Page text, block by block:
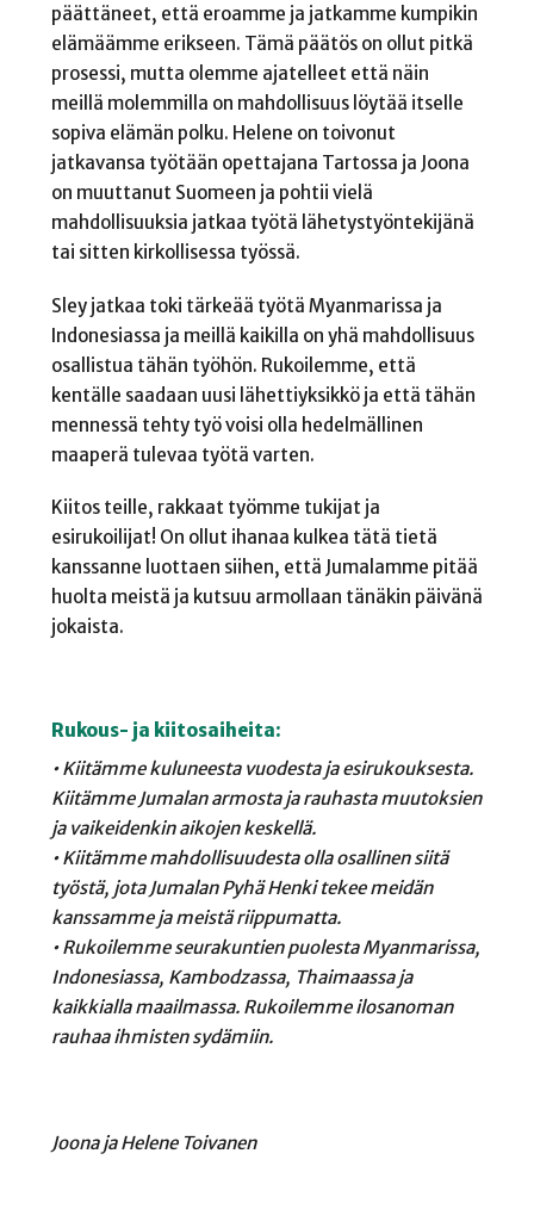
päättäneet, että eroamme ja jatkamme kumpikin
elämäämme erikseen. Tämä päätös on ollut pitkä
prosessi, mutta olemme ajatelleet että näin
meillä molemmilla on mahdollisuus löytää itselle
sopiva elämän polku. Helene on toivonut
jatkavansa työtään opettajana Tartossa ja Joona
on muuttanut Suomeen ja pohtii vielä
mahdollisuuksia jatkaa työtä lähetystyöntekijänä
tai sitten kirkollisessa työssä.
Sley jatkaa toki tärkeää työtä Myanmarissa ja
Indonesiassa ja meillä kaikilla on yhä mahdollisuus
osallistua tähän työhön. Rukoilemme, että
kentälle saadaan uusi lähettiyksikkö ja että tähän
mennessä tehty työ voisi olla hedelmällinen
maaperä tulevaa työtä varten.
Kiitos teille, rakkaat työmme tukijat ja
esirukoilijat! On ollut ihanaa kulkea tätä tietä
kanssanne luottaen siihen, että Jumalamme pitää
huolta meistä ja kutsuu armollaan tänäkin päivänä
jokaista.
Rukous- ja kiitosaiheita:
• Kiitämme kuluneesta vuodesta ja esirukouksesta.
Kiitämme Jumalan armosta ja rauhasta muutoksien
ja vaikeidenkin aikojen keskellä.
• Kiitämme mahdollisuudesta olla osallinen siitä
työstä, jota Jumalan Pyhä Henki tekee meidän
kanssamme ja meistä riippumatta.
• Rukoilemme seurakuntien puolesta Myanmarissa,
Indonesiassa, Kambodzassa, Thaimaassa ja
kaikkialla maailmassa. Rukoilemme ilosanoman
rauhaa ihmisten sydämiin.
Joona ja Helene Toivanen